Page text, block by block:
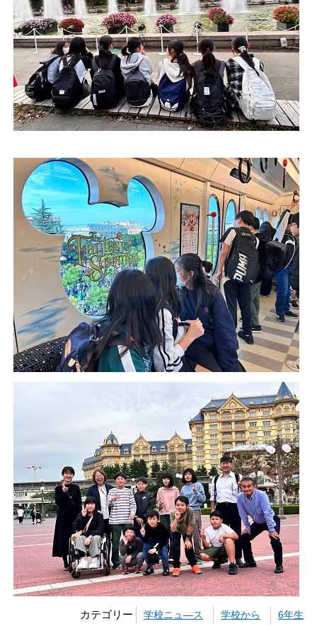
カテゴリー 学校ニュ―ス 学校から 6年生